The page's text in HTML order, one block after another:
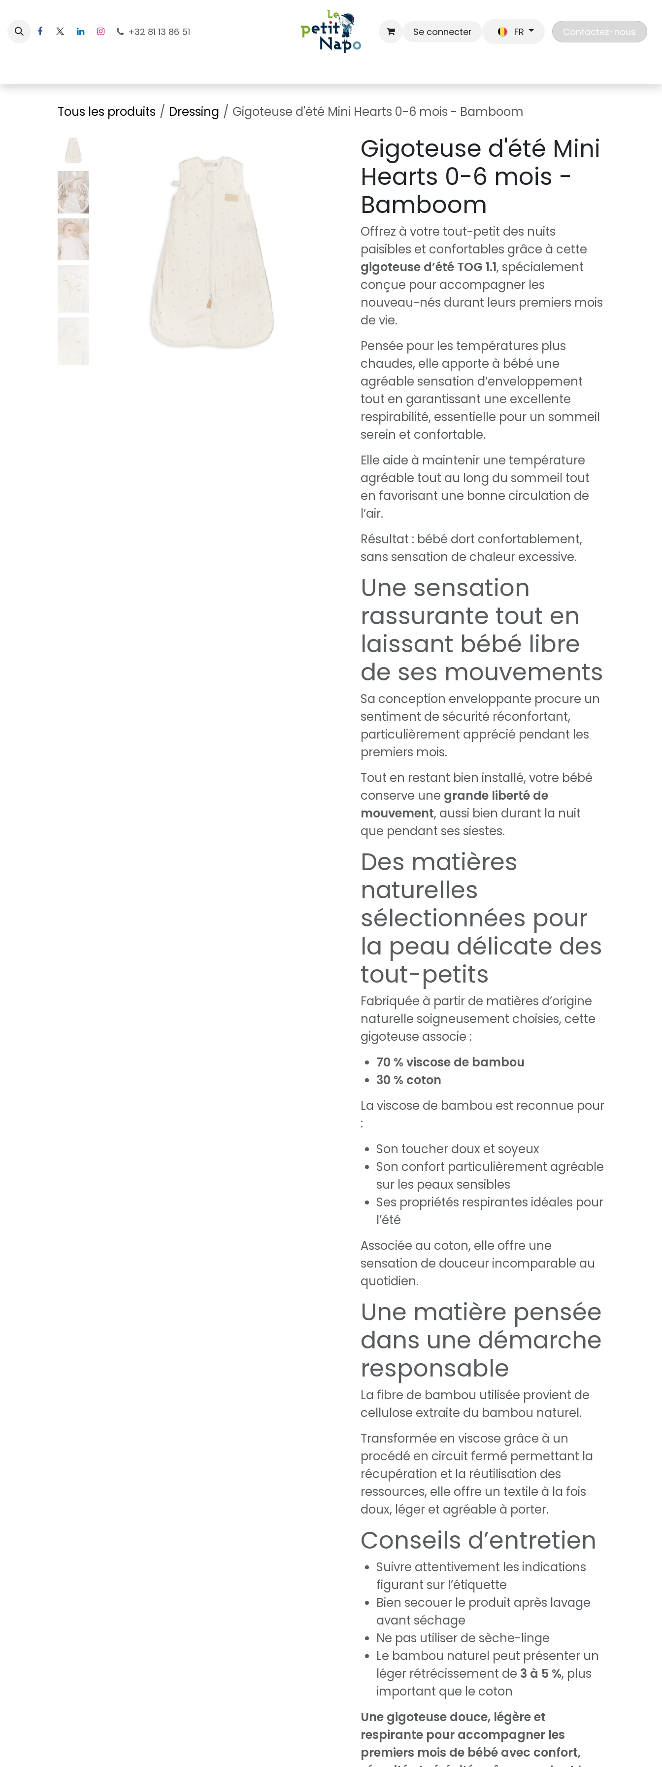
+32 81 13 86 51 Se connecter FR Contactez-nous
Tous les produits Dressing Gigoteuse d'été Mini Hearts 0-6 mois - Bamboom
Gigoteuse d'été Mini
Hearts 0-6 mois -
Bamboom
Offrez à votre tout-petit des nuits
paisibles et confortables grâce à cette
gigoteuse d’été TOG 1.1, spécialement
conçue pour accompagner les
nouveau-nés durant leurs premiers mois
de vie.
Pensée pour les températures plus
chaudes, elle apporte à bébé une
agréable sensation d’enveloppement
tout en garantissant une excellente
respirabilité, essentielle pour un sommeil
serein et confortable.
Elle aide à maintenir une température
agréable tout au long du sommeil tout
en favorisant une bonne circulation de
l’air.
Résultat : bébé dort confortablement,
sans sensation de chaleur excessive.
Une sensation
rassurante tout en
laissant bébé libre
de ses mouvements
Sa conception enveloppante procure un
sentiment de sécurité réconfortant,
particulièrement apprécié pendant les
premiers mois.
Tout en restant bien installé, votre bébé
conserve une grande liberté de
mouvement, aussi bien durant la nuit
que pendant ses siestes.
Des matières
naturelles
sélectionnées pour
la peau délicate des
tout-petits
Fabriquée à partir de matières d’origine
naturelle soigneusement choisies, cette
gigoteuse associe :
70 % viscose de bambou
30 % coton
La viscose de bambou est reconnue pour
:
Son toucher doux et soyeux
Son confort particulièrement agréable
sur les peaux sensibles
Ses propriétés respirantes idéales pour
l’été
Associée au coton, elle offre une
sensation de douceur incomparable au
quotidien.
Une matière pensée
dans une démarche
responsable
La fibre de bambou utilisée provient de
cellulose extraite du bambou naturel.
Transformée en viscose grâce à un
procédé en circuit fermé permettant la
récupération et la réutilisation des
ressources, elle offre un textile à la fois
doux, léger et agréable à porter.
Conseils d’entretien
Suivre attentivement les indications
figurant sur l’étiquette
Bien secouer le produit après lavage
avant séchage
Ne pas utiliser de sèche-linge
Le bambou naturel peut présenter un
léger rétrécissement de 3 à 5 %, plus
important que le coton
Une gigoteuse douce, légère et
respirante pour accompagner les
premiers mois de bébé avec confort,